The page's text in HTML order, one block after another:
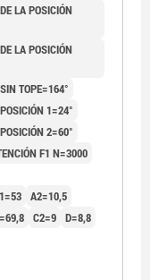
LA POSICIÓN
LA POSICIÓN
TOPE=164°
1=24°
2=60°
F1 N=3000
A2=10,5
C2=9 D=8,8